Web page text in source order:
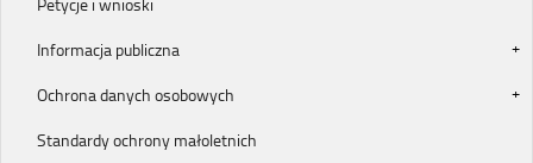
Informacja publiczna
Ochrona danych osobowych
Standardy ochrony małoletnich